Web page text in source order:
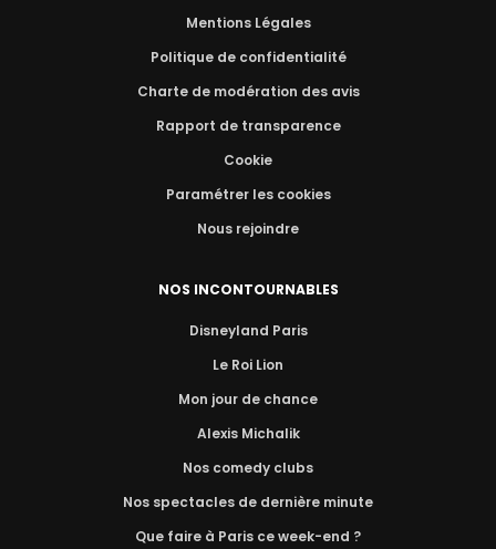
Mentions Légales
Politique de confidentialité
Charte de modération des avis
Rapport de transparence
Cookie
Paramétrer les cookies
Nous rejoindre
NOS INCONTOURNABLES
Disneyland Paris
Le Roi Lion
Mon jour de chance
Alexis Michalik
Nos comedy clubs
Nos spectacles de dernière minute
Que faire à Paris ce week-end ?